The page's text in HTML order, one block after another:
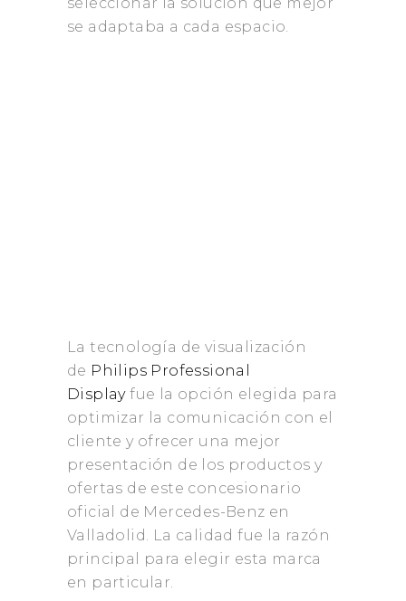
se adaptaba a cada espacio.
La tecnología de visualización
de Philips Professional
Displayfue la opción elegida para
optimizar la comunicación con el
cliente y ofrecer una mejor
presentación de los productos y
ofertas de este concesionario
oficial de Mercedes-Benz en
Valladolid. La calidad fue la razón
principal para elegir esta marca
en particular.